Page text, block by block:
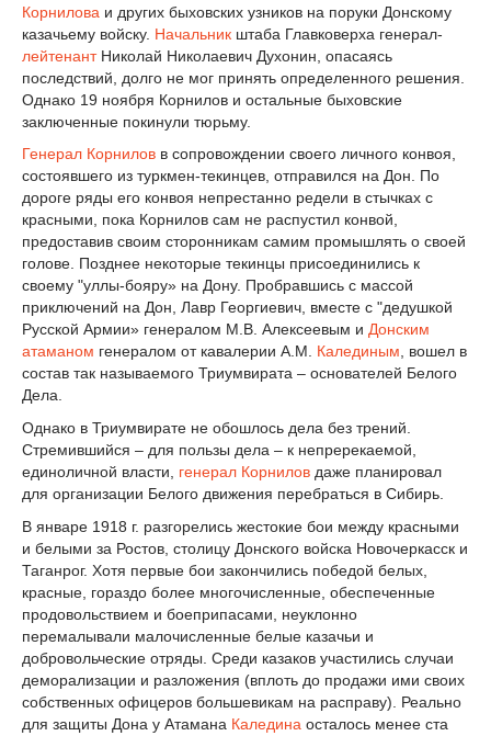
Корнилова и других быховских узников на поруки Донскому
казачьему войску. Начальник штаба Главковерха генерал-
лейтенантНиколай Николаевич Духонин, опасаясь
последствий, долго не мог принять определенного решения.
Однако 19 ноября Корнилов и остальные быховские
заключенные покинули тюрьму.
Генерал Корнилов в сопровождении своего личного конвоя,
состоявшего из туркмен-текинцев, отправился на Дон. По
дороге ряды его конвоя непрестанно редели в стычках с
красными, пока Корнилов сам не распустил конвой,
предоставив своим сторонникам самим промышлять о своей
голове. Позднее некоторые текинцы присоединились к
своему "уллы-бояру» на Дону. Пробравшись с массой
приключений на Дон, Лавр Георгиевич, вместе с "дедушкой
Русской Армии» генералом М.В. Алексеевым и Донским
атаманом генералом от кавалерии А.М. Калединым, вошел в
состав так называемого Триумвирата – основателей Белого
Дела.
Однако в Триумвирате не обошлось дела без трений.
Стремившийся – для пользы дела – к непререкаемой,
единоличной власти, генерал Корнилов даже планировал
для организации Белого движения перебраться в Сибирь.
В январе 1918 г. разгорелись жестокие бои между красными
и белыми за Ростов, столицу Донского войска Новочеркасск и
Таганрог. Хотя первые бои закончились победой белых,
красные, гораздо более многочисленные, обеспеченные
продовольствием и боеприпасами, неуклонно
перемалывали малочисленные белые казачьи и
добровольческие отряды. Среди казаков участились случаи
деморализации и разложения (вплоть до продажи ими своих
собственных офицеров большевикам на расправу). Реально
для защиты Дона у Атамана Каледина осталось менее ста